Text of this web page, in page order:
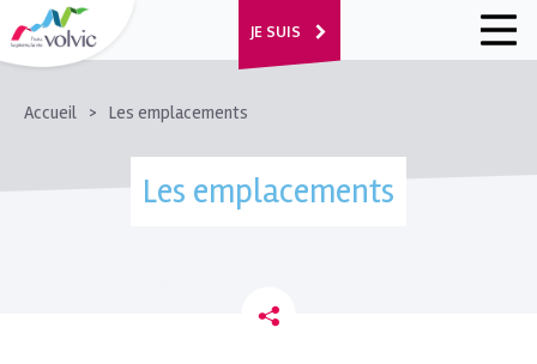
JE SUIS
FIL
D'ARIANE
Accueil Les emplacements
Les emplacements